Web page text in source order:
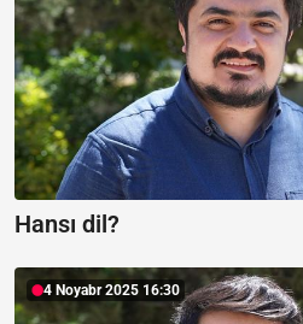
Hansı dil?
4 Noyabr 2025 16:30